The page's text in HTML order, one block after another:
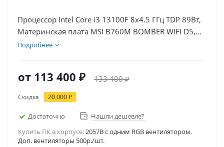
Процессор Intel Core i3 13100F 8x4.5 ГГц TDP 89Вт,
Материнская плата MSI B760M BOMBER WIFI D5,
Видеокарта RTX 3050 6Гб, Память DDR5 32Gb,
Подробнее
от 113 400 ₽ 133 400 ₽
Скидка 20 000 ₽
Достаточно
Нашли дешевле?
Купить ПК в корпусе:2057B c одним RGB вентилятором.
Доп. вентиляторы 500р./шт.